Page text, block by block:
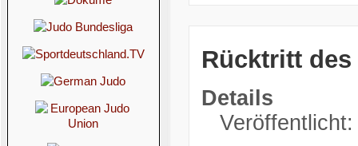
Rücktritt des
Details